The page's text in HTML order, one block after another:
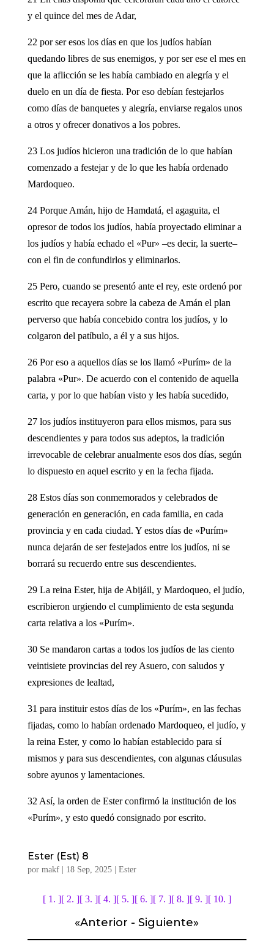
y el quince del mes de Adar,
22 por ser esos los días en que los judíos habían
quedando libres de sus enemigos, y por ser ese el mes en
que la aflicción se les había cambiado en alegría y el
duelo en un día de fiesta. Por eso debían festejarlos
como días de banquetes y alegría, enviarse regalos unos
a otros y ofrecer donativos a los pobres.
23 Los judíos hicieron una tradición de lo que habían
comenzado a festejar y de lo que les había ordenado
Mardoqueo.
24 Porque Amán, hijo de Hamdatá, el agaguita, el
opresor de todos los judíos, había proyectado eliminar a
los judíos y había echado el «Pur» –es decir, la suerte–
con el fin de confundirlos y eliminarlos.
25 Pero, cuando se presentó ante el rey, este ordenó por
escrito que recayera sobre la cabeza de Amán el plan
perverso que había concebido contra los judíos, y lo
colgaron del patíbulo, a él y a sus hijos.
26 Por eso a aquellos días se los llamó «Purím» de la
palabra «Pur». De acuerdo con el contenido de aquella
carta, y por lo que habían visto y les había sucedido,
27 los judíos instituyeron para ellos mismos, para sus
descendientes y para todos sus adeptos, la tradición
irrevocable de celebrar anualmente esos dos días, según
lo dispuesto en aquel escrito y en la fecha fijada.
28 Estos días son conmemorados y celebrados de
generación en generación, en cada familia, en cada
provincia y en cada ciudad. Y estos días de «Purím»
nunca dejarán de ser festejados entre los judíos, ni se
borrará su recuerdo entre sus descendientes.
29 La reina Ester, hija de Abijáil, y Mardoqueo, el judío,
escribieron urgiendo el cumplimiento de esta segunda
carta relativa a los «Purím».
30 Se mandaron cartas a todos los judíos de las ciento
veintisiete provincias del rey Asuero, con saludos y
expresiones de lealtad,
31 para instituir estos días de los «Purím», en las fechas
fijadas, como lo habían ordenado Mardoqueo, el judío, y
la reina Ester, y como lo habían establecido para sí
mismos y para sus descendientes, con algunas cláusulas
sobre ayunos y lamentaciones.
32 Así, la orden de Ester confirmó la institución de los
«Purím», y esto quedó consignado por escrito.
Ester (Est) 8
por makf| 18 Sep, 2025| Ester
[ 1. ][ 2. ][ 3. ][ 4. ][ 5. ][ 6. ][ 7. ][ 8. ][ 9. ][ 10. ]
«Anterior -Siguiente»